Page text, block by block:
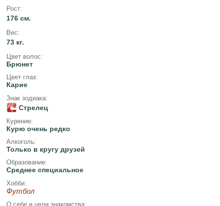
Рост:
176 см.
Вес:
73 кг.
Цвет волос:
Брюнет
Цвет глаз:
Карие
Знак зодиака:
Стрелец
Курение:
Курю очень редко
Алкоголь:
Только в кругу друзей
Образование:
Среднее специальное
Хобби:
Футбол
О себе и цели знакомства: